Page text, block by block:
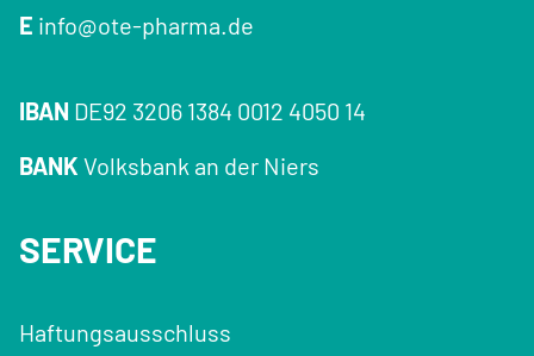
E info@ote-pharma.de
IBAN DE92 3206 1384 0012 4050 14
BANK Volksbank an der Niers
SERVICE
Haftungsausschluss